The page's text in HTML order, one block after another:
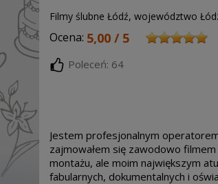
Filmy ślubne Łódź, województwo
Ocena: 5,00 / 5
Poleceń: 64
Jestem profesjonalnym
zajmowałem się zawodowo
montażu, ale moim największym
fabularnych, dokumentalnych i